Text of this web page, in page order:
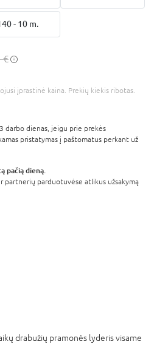
- 10 m.
€
įprastinė kaina. Prekių kiekis ribotas.
darbo dienas, jeigu prie prekės
pristatymas į paštomatus perkant už
pačią dieną.
partnerių parduotuvėse atlikus užsakymą
drabužių pramonės lyderis visame